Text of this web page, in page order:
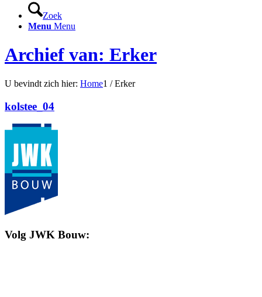
Zoek
Menu Menu
Archief van: Erker
U bevindt zich hier: Home1 / Erker
kolstee_04
Volg JWK Bouw: